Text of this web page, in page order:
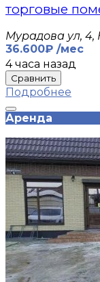
торговые
Мурадова ул, 4,
36.600₽ /мес
4 часа назад
Сравнить
Подробнее
Аренда